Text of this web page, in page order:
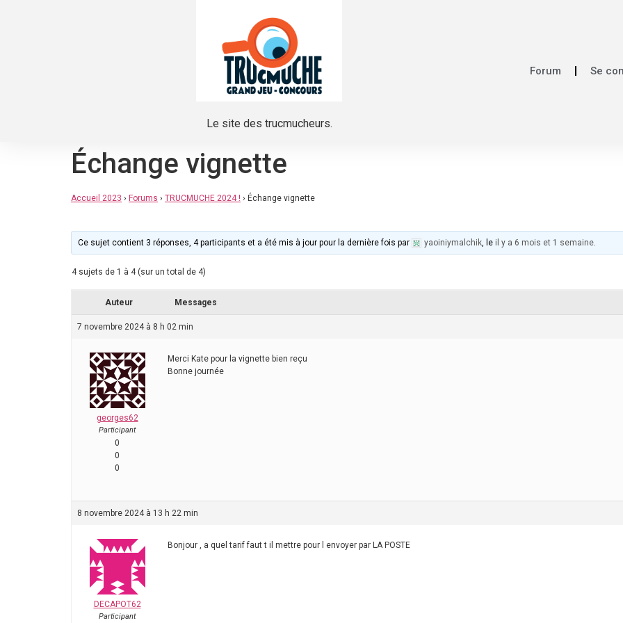
Le site des trucmucheurs.
Forum Se
Échange vignette
Accueil 2023 › Forums › TRUCMUCHE 2024 ! › Échange vignette
Ce sujet contient 3 réponses, 4 participants et a été mis à jour pour la dernière fois par yaoiniymalchik, le il y a 6 mois et 1 semaine.
4 sujets de 1 à 4 (sur un total de 4)
Auteur Messages
7 novembre 2024 à 8 h 02 min
georges62
Participant
0
0
0
Merci Kate pour la vignette bien reçu
Bonne journée
8 novembre 2024 à 13 h 22 min
DECAPOT62
Participant
Bonjour , a quel tarif faut t il mettre pour l envoyer par LA POSTE